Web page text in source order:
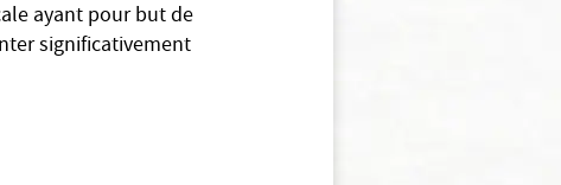
ayant pour but de
significativement